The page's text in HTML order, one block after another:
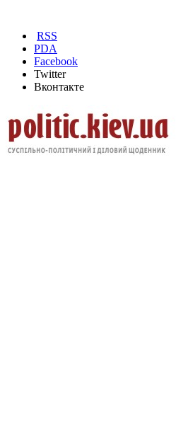
RSS
PDA
Facebook
Twitter
Вконтакте